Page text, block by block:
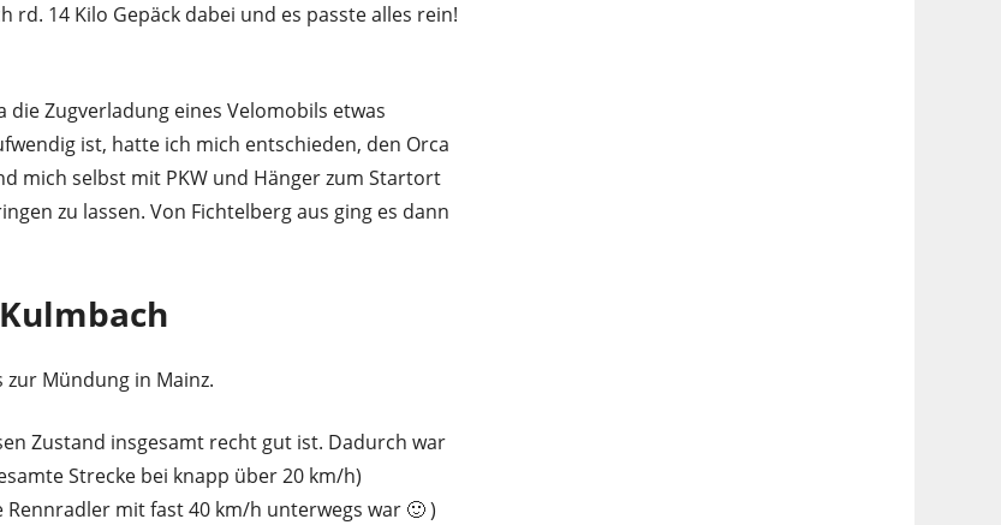
14 Kilo Gepäck dabei und es passte alles rein!
die Zugverladung eines Velomobils etwas
ist, hatte ich mich entschieden, den Orca
mich selbst mit PKW und Hänger zum Startort
zu lassen. Von Fichtelberg aus ging es dann
Mündung in Mainz.
Zustand insgesamt recht gut ist. Dadurch war
Strecke bei knapp über 20 km/h)
mit fast 40 km/h unterwegs war 🙂 )